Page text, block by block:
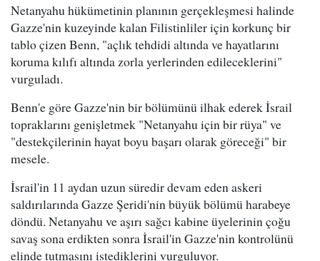
Netanyahu hükümetinin planının gerçekleşmesi halinde
Gazze'nin kuzeyinde kalan Filistinliler için korkunç bir
tablo çizen Benn, "açlık tehdidi altında ve hayatlarını
koruma kılıfı altında zorla yerlerinden edileceklerini"
vurguladı.
Benn'e göre Gazze'nin bir bölümünü ilhak ederek İsrail
topraklarını genişletmek "Netanyahu için bir rüya" ve
"destekçilerinin hayat boyu başarı olarak göreceği" bir
mesele.
İsrail'in 11 aydan uzun süredir devam eden askeri
saldırılarında Gazze Şeridi'nin büyük bölümü harabeye
döndü. Netanyahu ve aşırı sağcı kabine üyelerinin çoğu
savaş sona erdikten sonra İsrail'in Gazze'nin kontrolünü
elinde tutmasını istediklerini vurguluyor.